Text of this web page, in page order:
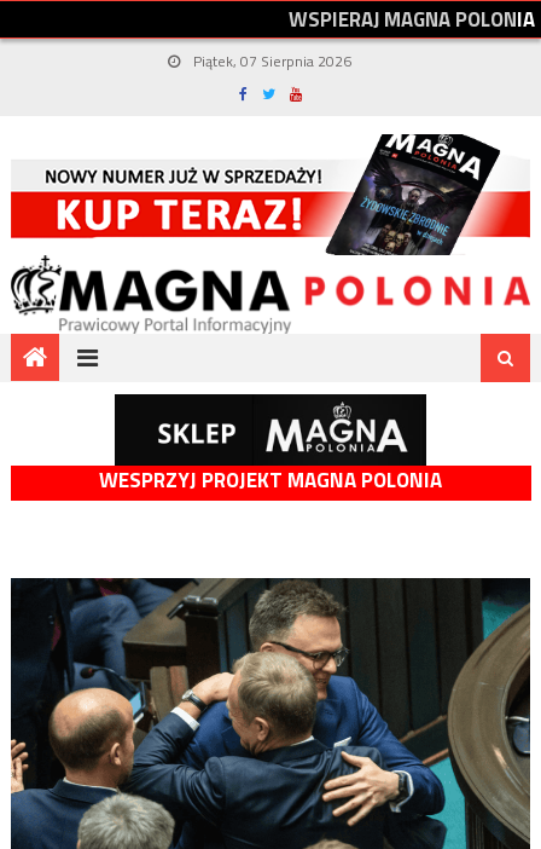
WSPIERAJMAGNAPOLONIA
Piątek, 07 Sierpnia 2026
WESPRZYJ PROJEKT MAGNA POLONIA